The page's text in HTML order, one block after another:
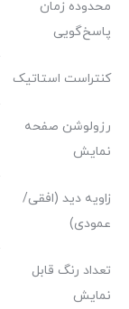
محدوده زمان
پاسخ‌گویی
کنتراست استاتیک
رزولوشن صفحه
نمایش
زاویه دید (افقی/
عمودی)
تعداد رنگ قابل
نمایش